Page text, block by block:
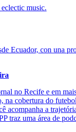
music.
Ecuador, con una
no Recife e em
na cobertura do
acompanha a
traz uma área de